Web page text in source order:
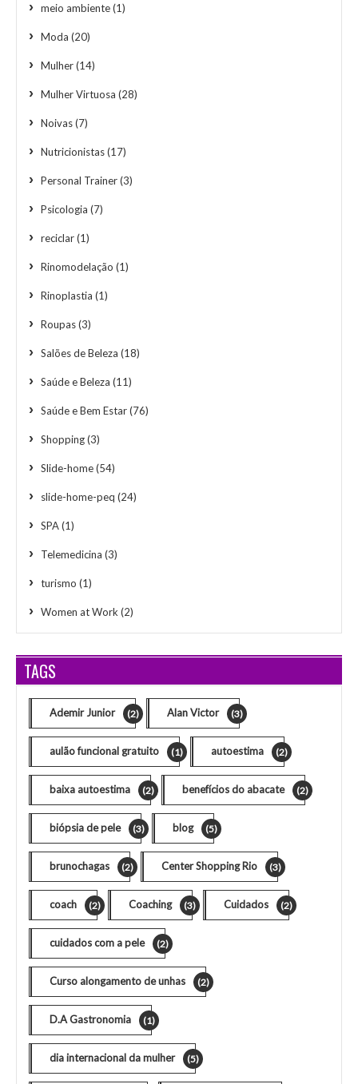
meio ambiente(1)
Moda (20)
Mulher(14)
Mulher Virtuosa (28)
Noivas(7)
Nutricionistas(17)
Personal Trainer(3)
Psicologia (7)
reciclar(1)
Rinomodelação (1)
Rinoplastia (1)
Roupas(3)
Salões de Beleza (18)
Saúde e Beleza (11)
Saúde e Bem Estar(76)
Shopping(3)
Slide-home(54)
slide-home-peq (24)
SPA(1)
Telemedicina (3)
turismo (1)
Women at Work (2)
TAGS
Ademir Junior (2) Alan Victor (3)
aulão funcional gratuito (1) autoestima (2)
baixa autoestima (2) benefícios do abacate (2)
biópsia de pele (3) blog (5)
brunochagas (2) Center Shopping Rio (3)
coach (2) Coaching (3) Cuidados (2)
cuidados com a pele (2)
Curso alongamento de unhas (2)
D.A Gastronomia (1)
dia internacional da mulher (5)